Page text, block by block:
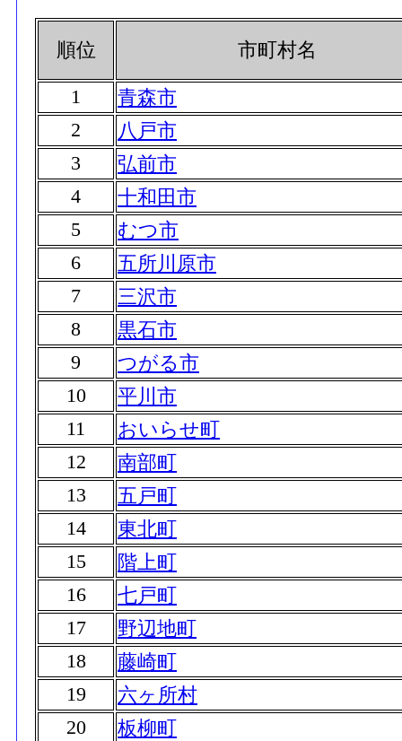
順位 市町村名
1
青森市
2
八戸市
3
弘前市
4
十和田市
5
むつ市
6
五所川原市
7
三沢市
8
黒石市
9
つがる市
10
平川市
11
おいらせ町
12
南部町
13
五戸町
14
東北町
15
階上町
16
七戸町
17
野辺地町
18
藤崎町
19
六ヶ所村
20
板柳町